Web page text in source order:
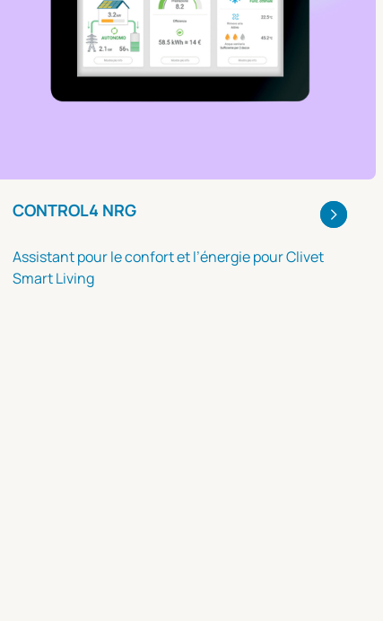
CONTROL4 NRG
Assistant pour le confort et l’énergie pour Clivet
Smart Living